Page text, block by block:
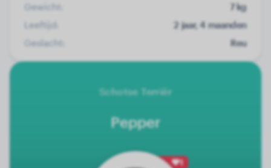
Gewicht:
7 kg
Leeftijd:
2 jaar, 4 maanden
Geslacht:
Reu
Schotse Terriër
Pepper
1